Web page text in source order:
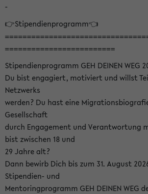
-
👉Stipendienprogramm👈
=========================
Stipendienprogramm GEH DEINEN WEG
Du bist engagiert, motiviert und willst
Netzwerks
werden? Du hast eine
Gesellschaft
durch Engagement und Verantwortung
bist zwischen 18 und
29 Jahre alt?
Dann bewirb Dich bis zum 31. August
Stipendien- und
Mentoringprogramm GEH DEINEN WEG